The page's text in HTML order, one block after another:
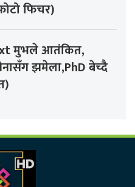
फिचर)
मुभले आतंकित,
झमेला,PhD बेच्दै